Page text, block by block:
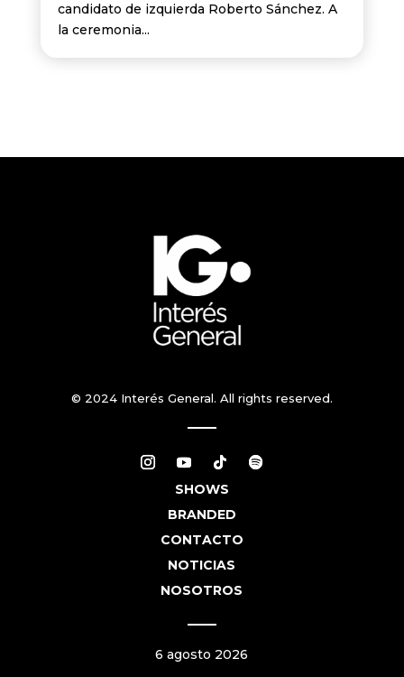
candidato de izquierda Roberto Sánchez. A
la ceremonia...
© 2024 Interés General. All rights reserved.
SHOWS
BRANDED
CONTACTO
NOTICIAS
NOSOTROS
6 agosto 2026